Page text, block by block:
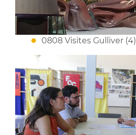
0808 Visites Gulliver (4)